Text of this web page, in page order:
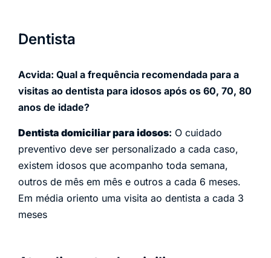
Dentista
Acvida: Qual a frequência recomendada para a
visitas ao dentista para idosos após os 60, 70, 80
anos de idade?
Dentista domiciliar para idosos: O cuidado
preventivo deve ser personalizado a cada caso,
existem idosos que acompanho toda semana,
outros de mês em mês e outros a cada 6 meses.
Em média oriento uma visita ao dentista a cada 3
meses